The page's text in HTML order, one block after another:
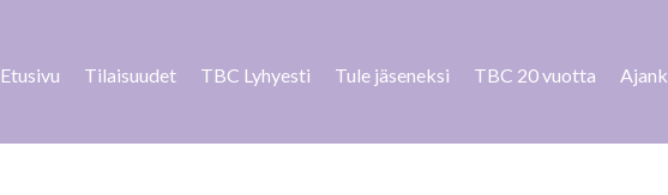
Etusivu Tilaisuudet TBC Lyhyesti Tule jäseneksi TBC 20 vuotta